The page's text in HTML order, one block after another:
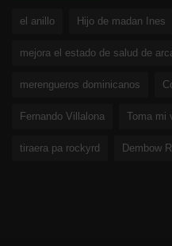
el anillo Hijo de madan Ines
mejora el estado de salud de
merengueros dominicanos
Fernando Villalona Toma mi
tiraera pa rockyrd Dembow